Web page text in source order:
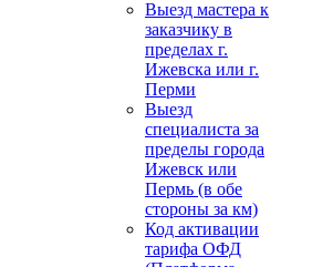
Выезд мастера к
заказчику в
пределах г.
Ижевска или г.
Перми
Выезд
специалиста за
пределы города
Ижевск или
Пермь (в обе
стороны за км)
Код активации
тарифа ОФД